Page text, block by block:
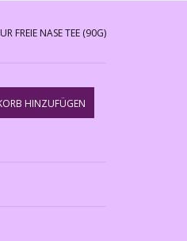
FREIE NASE TEE (90G)
HINZUFÜGEN